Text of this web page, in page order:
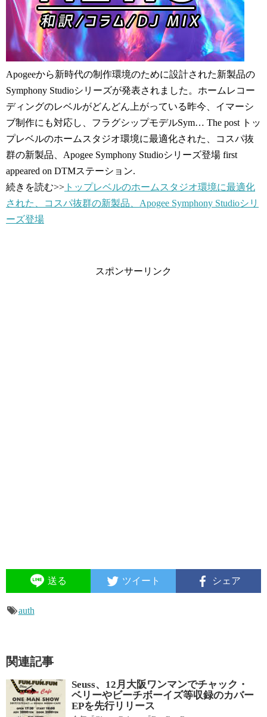
Apogeeから新時代の制作環境のために設計された新製品の
Symphony Studioシリーズが発表されました。ホームレコー
ディングのレベルがどんどん上がっている昨今、イマーシ
ブ制作にも対応し、フラグシップモデルSym… The post トッ
プレベルのホームスタジオ環境に最適化された、コスパ抜
群の新製品、Apogee Symphony Studioシリーズ登場 first
appeared on DTMステーション.
続きを読む>> トップレベルのホームスタジオ環境に最適化
された、コスパ抜群の新製品、Apogee Symphony Studioシリ
ーズ登場
スポンサーリンク
送る ツイート シェア
auth
関連記事
Seuss、12月大阪ワンマンでチャック・
ベリーやビーチボーイズ等収録のカバー
EPを先行リリース